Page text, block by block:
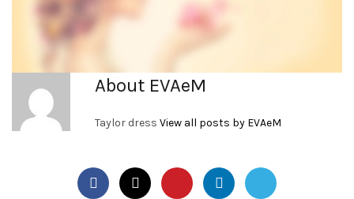
About EVAeM
Taylor dress View all posts by EVAeM